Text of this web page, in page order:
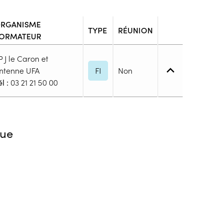
TYPE RÉUNION
J le Caron et
UFA
: 03 21 21 50 00
FI Non